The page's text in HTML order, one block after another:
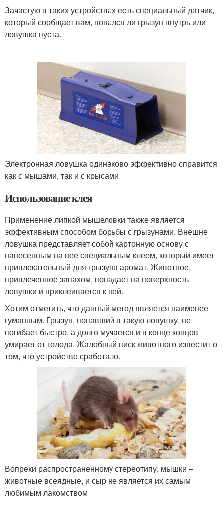
Зачастую в таких устройствах есть специальный датчик,
который сообщает вам, попался ли грызун внутрь или
ловушка пуста.
Электронная ловушка одинаково эффективно справится
как с мышами, так и с крысами
Использование клея
Применение липкой мышеловки также является
эффективным способом борьбы с грызунами. Внешне
ловушка представляет собой картонную основу с
нанесенным на нее специальным клеем, который имеет
привлекательный для грызуна аромат. Животное,
привлеченное запахом, попадает на поверхность
ловушки и приклеивается к ней.
Хотим отметить, что данный метод является наименее
гуманным. Грызун, попавший в такую ловушку, не
погибает быстро, а долго мучается и в конце концов
умирает от голода. Жалобный писк животного известит о
том, что устройство сработало.
Вопреки распространенному стереотипу, мышки –
животные всеядные, и сыр не является их самым
любимым лакомством